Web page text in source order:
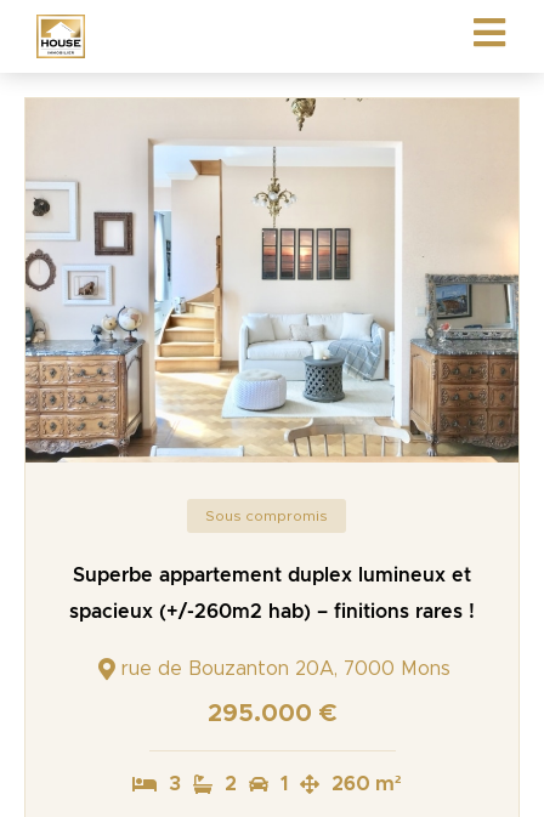
Sous compromis
Superbe appartement duplex lumineux et
spacieux (+/-260m2 hab) – finitions rares !
rue de Bouzanton 20A, 7000 Mons
295.000 €
3 2 1 260 m²